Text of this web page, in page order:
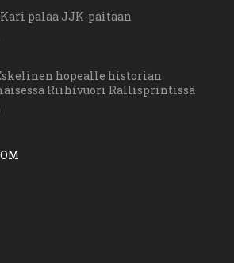
palaa JJK-paitaan
hopealle historian
Riihivuori Rallisprintissä